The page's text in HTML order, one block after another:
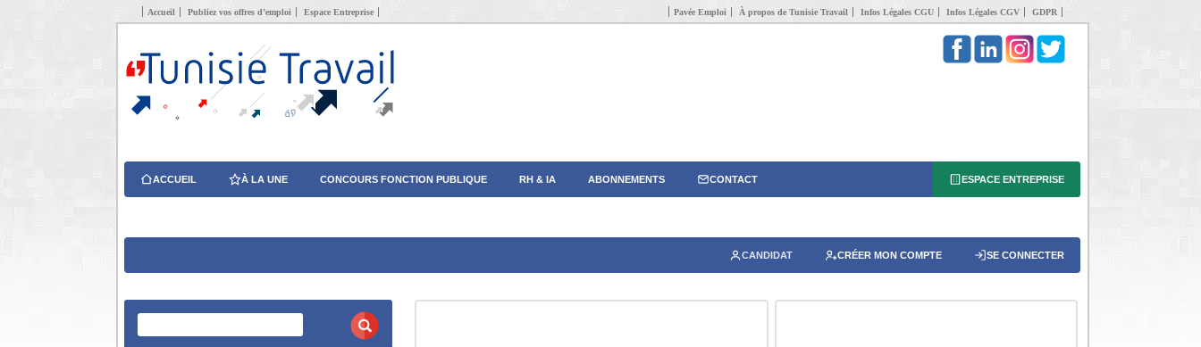
Accueil Publiez vos offres d’emploi Espace Entreprise Pavée Emploi À propos de Tunisie Travail Infos Légales CGU Infos Légales CGV GDPR
ACCUEIL À LA UNE CONCOURS FONCTION PUBLIQUE RH & IA ABONNEMENTS CONTACT ESPACE ENTREPRISE
CANDIDAT CRÉER MON COMPTE SE CONNECTER